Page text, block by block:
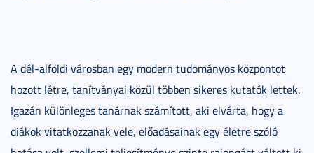
A dél-alföldi városban egy modern tudományos központot
hozott létre, tanítványai közül többen sikeres kutatók lettek.
Igazán különleges tanárnak számított, aki elvárta, hogy a
diákok vitatkozzanak vele, előadásainak egy életre szóló